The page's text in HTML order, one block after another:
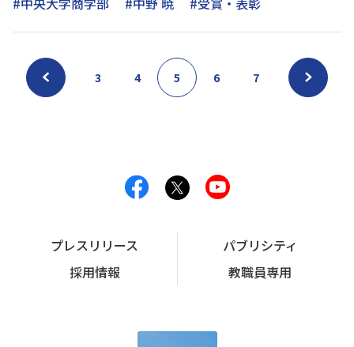
3 4 5 6 7
プレスリリース
パブリシティ
採用情報
教職員専用